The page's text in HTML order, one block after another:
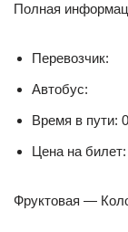
Полная
Перевозчик:
Автобус:
Время в пути:
Цена на билет:
Фруктовая —